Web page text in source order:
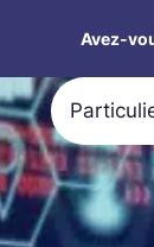
Avez-